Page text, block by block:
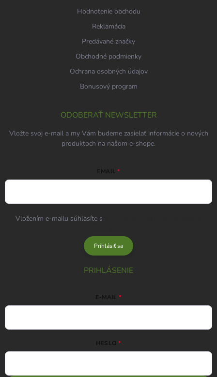
Hodnotenie obchodu
Reklamácia
Predávané značky
Obchodné podmienky
Ochrana osobných údajov
Bonusový program
ODOBERAŤ NEWSLETTER
Vložte svoj e-mail a my Vám budeme zasielať informácie o nových
produktoch na našom e-shope.
EMAIL
Vložením e-mailu súhlasíte s
Prihlásiť sa
PRIHLÁSENIE
E-MAIL
HESLO